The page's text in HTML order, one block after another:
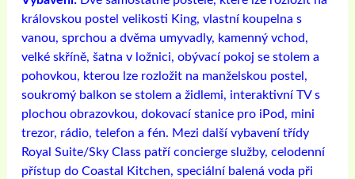
královskou postel velikosti King, vlastní koupelna s
vanou, sprchou a dvěma umyvadly, kamenný vchod,
velké skříně, šatna v ložnici, obývací pokoj se stolem a
pohovkou, kterou lze rozložit na manželskou postel,
soukromý balkon se stolem a židlemi, interaktivní TV s
plochou obrazovkou, dokovací stanice pro iPod, mini
trezor, rádio, telefon a fén. Mezi další vybavení třídy
Royal Suite/Sky Class patří concierge služby, celodenní
přístup do Coastal Kitchen, speciální balená voda při